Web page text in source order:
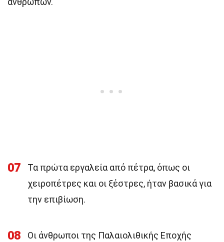
07
Τα πρώτα εργαλεία από πέτρα, όπως οι
χειροπέτρες και οι ξέστρες, ήταν βασικά για
την επιβίωση.
08
Οι άνθρωποι της Παλαιολιθικής Εποχής